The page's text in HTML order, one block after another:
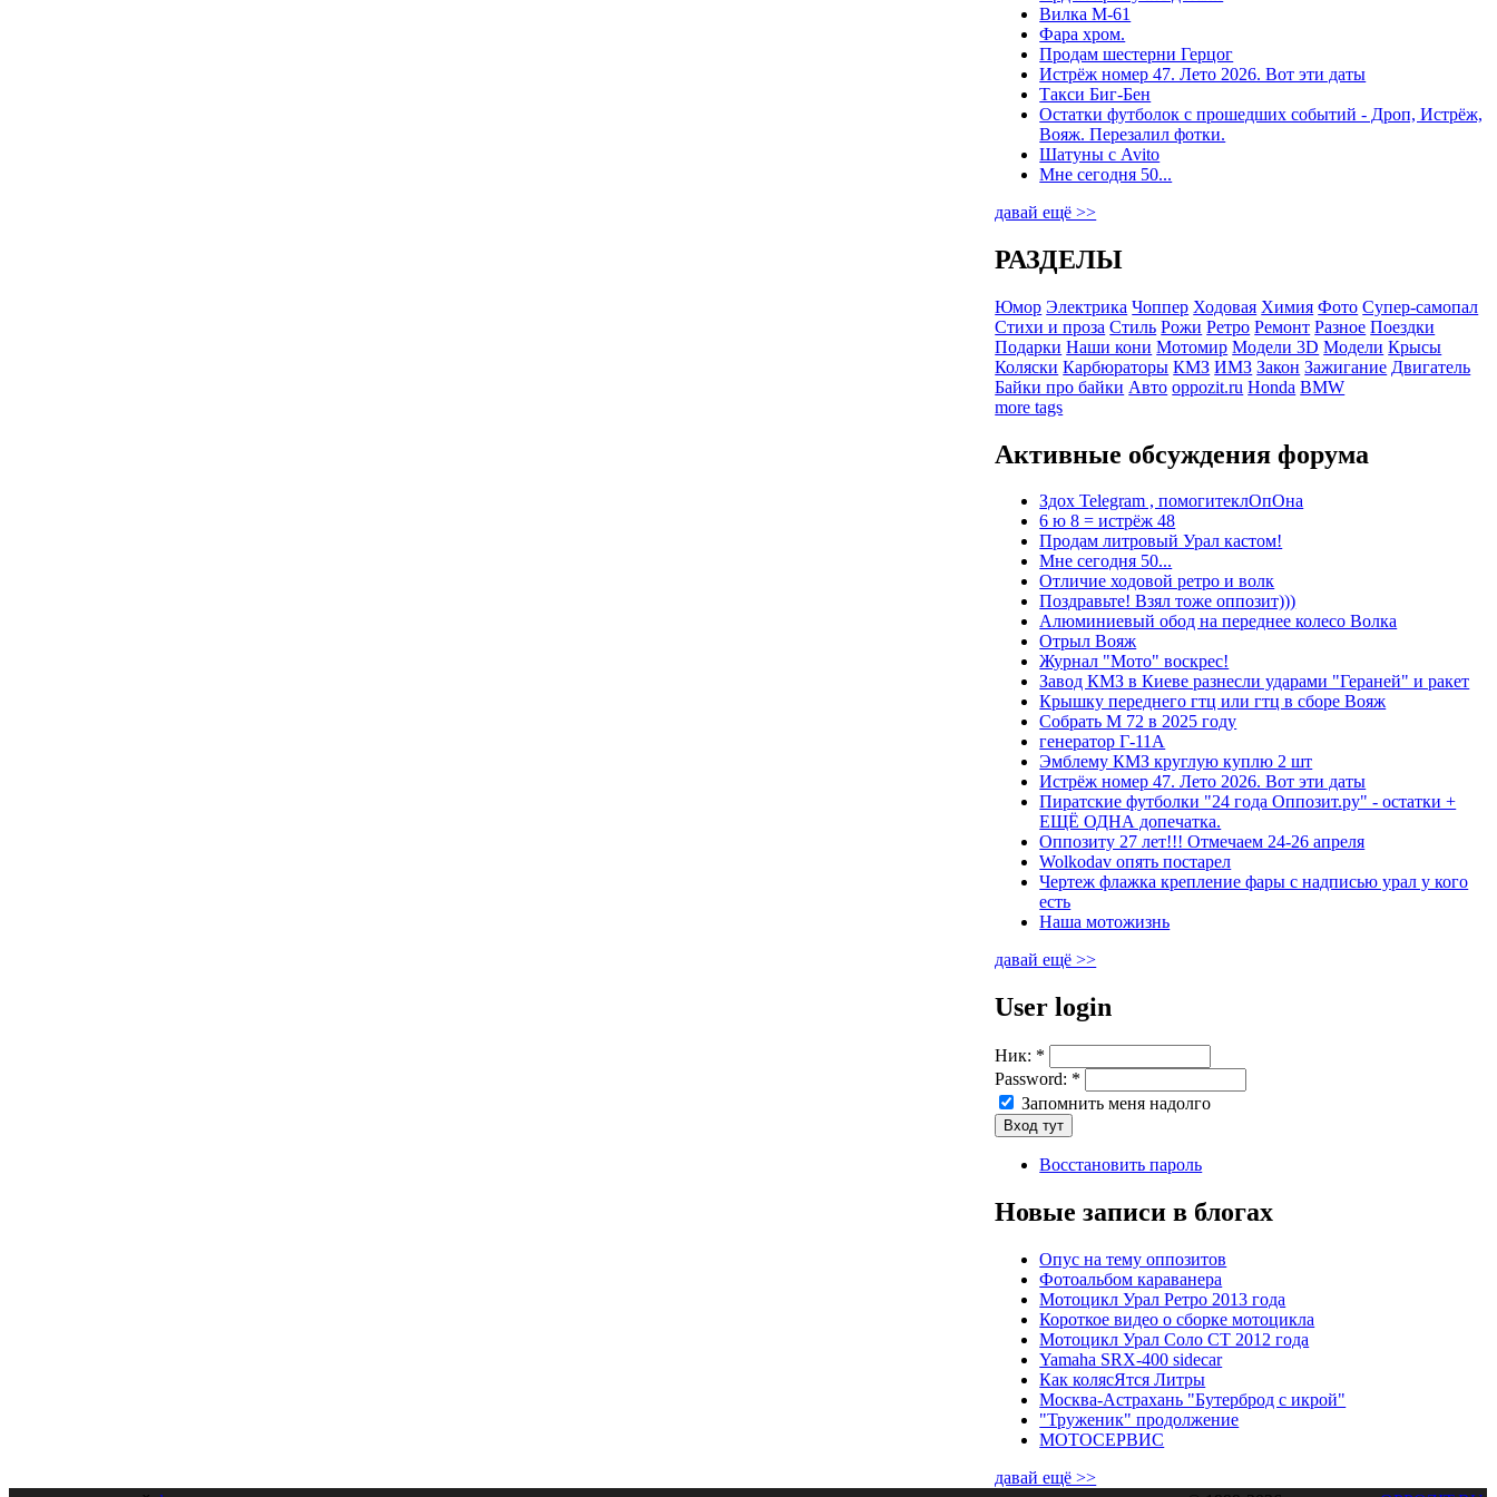
Вилка М-61
Фара хром.
Продам шестерни Герцог
Истрёж номер 47. Лето 2026. Вот эти даты
Такси Биг-Бен
Остатки футболок с прошедших событий - Дроп, Истрёж,
Вояж. Перезалил фотки.
Шатуны с Avito
Мне сегодня 50...
давай ещё >>
РАЗДЕЛЫ
Юмор Электрика Чоппер Ходовая Химия Фото Супер-самопал
Стихи и проза Стиль Рожи Ретро Ремонт Разное Поездки
Подарки Наши кони Мотомир Модели 3D Модели Крысы
Коляски Карбюраторы КМЗ ИМЗ Закон Зажигание Двигатель
Байки про байки Авто oppozit.ru Honda BMW
more tags
Активные обсуждения форума
Здох Telegram , помогитеклОпОна
6 ю 8 = истрёж 48
Продам литровый Урал кастом!
Мне сегодня 50...
Отличие ходовой ретро и волк
Поздравьте! Взял тоже оппозит)))
Алюминиевый обод на переднее колесо Волка
Отрыл Вояж
Журнал "Мото" воскрес!
Завод КМЗ в Киеве разнесли ударами "Гераней" и ракет
Крышку переднего гтц или гтц в сборе Вояж
Собрать М 72 в 2025 году
генератор Г-11А
Эмблему КМЗ круглую куплю 2 шт
Истрёж номер 47. Лето 2026. Вот эти даты
Пиратские футболки "24 года Оппозит.ру" - остатки +
ЕЩЁ ОДНА допечатка.
Оппозиту 27 лет!!! Отмечаем 24-26 апреля
Wolkodav опять постарел
Чертеж флажка крепление фары с надписью урал у кого
есть
Наша мотожизнь
давай ещё >>
User login
Ник: *
Password: *
Запомнить меня надолго
Восстановить пароль
Новые записи в блогах
Опус на тему оппозитов
Фотоальбом караванера
Мотоцикл Урал Ретро 2013 года
Короткое видео о сборке мотоцикла
Мотоцикл Урал Соло СТ 2012 года
Yamaha SRX-400 sidecar
Как колясЯтся Литры
Москва-Астрахань "Бутерброд с икрой"
"Труженик" продолжение
МОТОСЕРВИС
давай ещё >>